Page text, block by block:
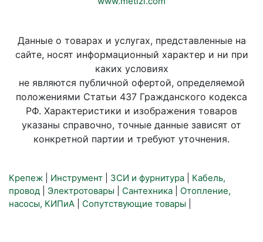
Данные о товарах и услугах, представленные на
сайте, носят информационный характер и ни при
каких условиях
не являются публичной офертой, определяемой
положениями Статьи 437 Гражданского кодекса
РФ. Характеристики и изображения товаров
указаны справочно, точные данные зависят от
конкретной партии и требуют уточнения.
Крепеж Инструмент ЗСИ и фурнитура
Кабель,
провод
Электротовары Сантехника
Отопление,
насосы, КИПиА
Сопутствующие товары